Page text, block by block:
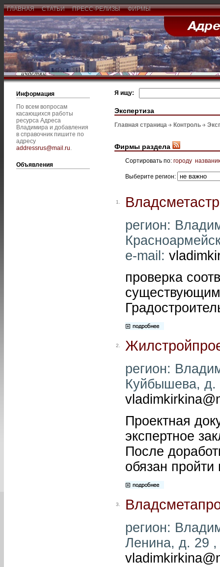
ГЛАВНАЯ СТАТЬИ ПРЕСС-РЕЛИЗЫ ФИРМЫ
Информация
По всем вопросам
касающихся работы
ресурса Адреса
Владимира и добавления
в справочник пишите по
адресу
addressrus@mail.ru.
Объявления
Я ищу:
Экспертиза
Главная страница Контроль
Фирмы раздела
Сортировать по: городу
Выберите регион:
1.
регион:
e-mail:
проверка
2.
регион:
Куйбышева, д.
Проектная
экспертное
После
обязан пройти
3.
регион:
Ленина, д. 29